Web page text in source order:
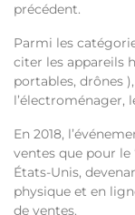
précédent.
Parmi les
citer les appareils
portables, drônes
l’électroménager,
En 2018,
ventes que pour le
États-Unis,
physique et en
de ventes.